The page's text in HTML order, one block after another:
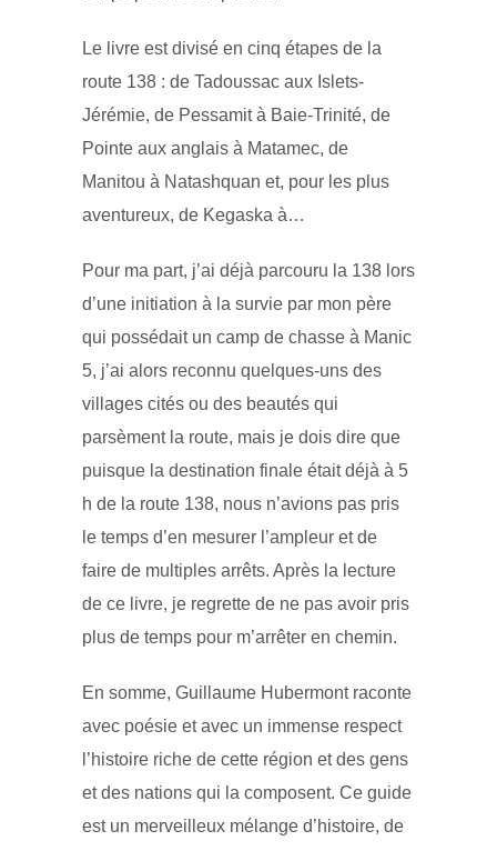
Le livre est divisé en cinq étapes de la
route 138 : de Tadoussac aux Islets-
Jérémie, de Pessamit à Baie-Trinité, de
Pointe aux anglais à Matamec, de
Manitou à Natashquan et, pour les plus
aventureux, de Kegaska à…
Pour ma part, j’ai déjà parcouru la 138 lors
d’une initiation à la survie par mon père
qui possédait un camp de chasse à Manic
5, j’ai alors reconnu quelques-uns des
villages cités ou des beautés qui
parsèment la route, mais je dois dire que
puisque la destination finale était déjà à 5
h de la route 138, nous n’avions pas pris
le temps d’en mesurer l’ampleur et de
faire de multiples arrêts. Après la lecture
de ce livre, je regrette de ne pas avoir pris
plus de temps pour m’arrêter en chemin.
En somme, Guillaume Hubermont raconte
avec poésie et avec un immense respect
l’histoire riche de cette région et des gens
et des nations qui la composent. Ce guide
est un merveilleux mélange d’histoire, de